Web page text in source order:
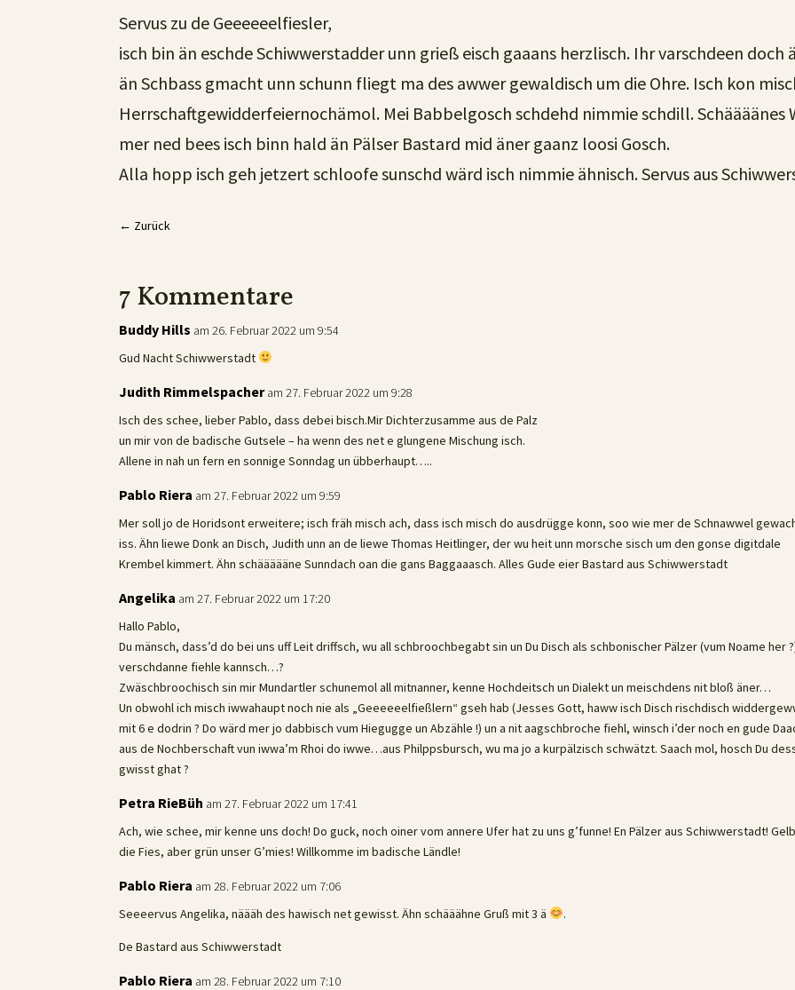
Servus zu de Geeeeeelfiesler,
isch bin än eschde Schiwwerstadder unn grieß eisch gaaans herzlisch. Ihr varschdeen doch
än Schbass gmacht unn schunn fliegt ma des awwer gewaldisch um die Ohre. Isch kon
Herrschaftgewidderfeiernochämol. Mei Babbelgosch schdehd nimmie schdill. Schäääänes
mer ned bees isch binn hald än Pälser Bastard mid äner gaanz loosi Gosch.
Alla hopp isch geh jetzert schloofe sunschd wärd isch nimmie ähnisch. Servus aus
← Zurück
7 Kommentare
Buddy Hills am 26. Februar 2022 um 9:54
Gud Nacht Schiwwerstadt
Judith Rimmelspacheram 27. Februar 2022 um 9:28
Isch des schee, lieber Pablo, dass debei bisch.Mir Dichterzusamme aus de Palz
un mir von de badische Gutsele – ha wenn des net e glungene Mischung isch.
Allene in nah un fern en sonnige Sonndag un übberhaupt…..
Pablo Riera am 27. Februar 2022 um 9:59
Mer soll jo de Horidsont erweitere; isch fräh misch ach, dass isch misch do ausdrügge konn, soo wie mer de Schnawwel
iss. Ähn liewe Donk an Disch, Judith unn an de liewe Thomas Heitlinger, der wu heit unn morsche sisch um den gonse digitdale
Krembel kimmert. Ähn schäääääne Sunndach oan die gans Baggaaasch. Alles Gude eier Bastard aus Schiwwerstadt
Angelika am 27. Februar 2022 um 17:20
Hallo Pablo,
Du mänsch, dass’d do bei uns uff Leit driffsch, wu all schbroochbegabt sin un Du Disch als schbonischer Pälzer (vum Noame her
verschdanne fiehle kannsch…?
Zwäschbroochisch sin mir Mundartler schunemol all mitnanner, kenne Hochdeitsch un Dialekt un meischdens nit bloß äner…
Un obwohl ich misch iwwahaupt noch nie als „Geeeeeelfießlern“ gseh hab (Jesses Gott, haww isch Disch rischdisch
mit 6 e dodrin ? Do wärd mer jo dabbisch vum Hiegugge un Abzähle !) un a nit aagschbroche fiehl, winsch i’der noch en gude
aus de Nochberschaft vun iwwa’m Rhoi do iwwe…aus Philppsbursch, wu ma jo a kurpälzisch schwätzt. Saach mol, hosch Du
gwisst ghat ?
Petra RieBüh am 27. Februar 2022 um 17:41
Ach, wie schee, mir kenne uns doch! Do guck, noch oiner vom annere Ufer hat zu uns g’funne! En Pälzer aus Schiwwerstadt!
die Fies, aber grün unser G’mies! Willkomme im badische Ländle!
Pablo Riera am 28. Februar 2022 um 7:06
Seeeervus Angelika, näääh des hawisch net gewisst. Ähn schääähne Gruß mit 3 ä
.
De Bastard aus Schiwwerstadt
Pablo Riera am 28. Februar 2022 um 7:10